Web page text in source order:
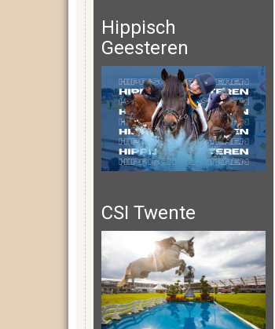
Hippisch
Geesteren
CSI Twente